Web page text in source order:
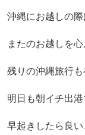
沖縄にお越しの
またのお越しを
残りの沖縄旅行も
明日も朝イチ出港
早起きしたら良い